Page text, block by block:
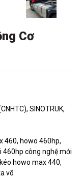
Cơ
SINOTRUK,
460, howo 460hp,
công nghệ mới
howo max 440,
võ